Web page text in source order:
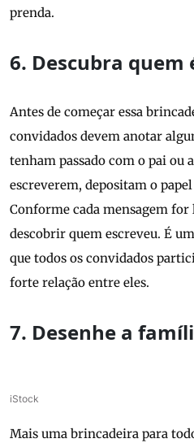
prenda.
6. Descubra quem
Antes de começar essa
convidados devem anotar
tenham passado com o pai ou
escreverem, depositam o
Conforme cada mensagem
descobrir quem escreveu. É
que todos os convidados
forte relação entre eles.
7. Desenhe a
iStock
Mais uma brincadeira para